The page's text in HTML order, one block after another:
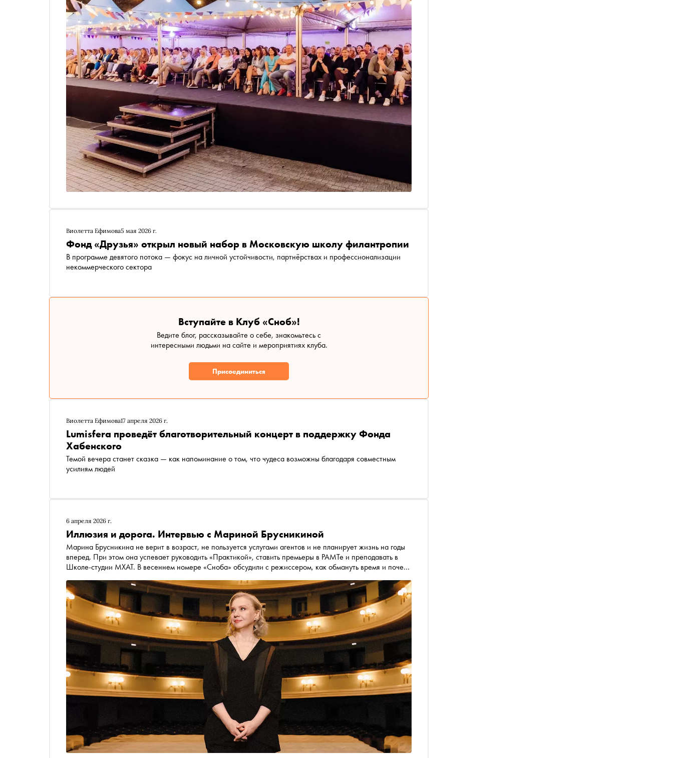
Виолетта Ефимова5 мая 2026 г.
Фонд «Друзья» открыл новый набор в Московскую школу филантропии
В программе девятого потока — фокус на личной устойчивости, партнёрствах и профессионализации
некоммерческого сектора
Вступайте в Клуб «Сноб»!
Ведите блог, рассказывайте о себе, знакомьтесь с
интересными людьми на сайте и мероприятиях клуба.
Присоединиться
Виолетта Ефимова17 апреля 2026 г.
Lumisfera проведёт благотворительный концерт в поддержку Фонда
Хабенского
Темой вечера станет сказка — как напоминание о том, что чудеса возможны благодаря совместным
усилиям людей
6 апреля 2026 г.
Иллюзия и дорога. Интервью с Мариной Брусникиной
Марина Брусникина не верит в возраст, не пользуется услугами агентов и не планирует жизнь на годы
вперед. При этом она успевает руководить «Практикой», ставить премьеры в РАМТе и преподавать в
Школе-студии МХАТ. В весеннем номере «Сноба» обсудили с режиссером, как обмануть время и почему